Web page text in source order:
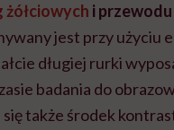
żółciowych i
jest przy użyciu
długiej rurki
badania do
także środek